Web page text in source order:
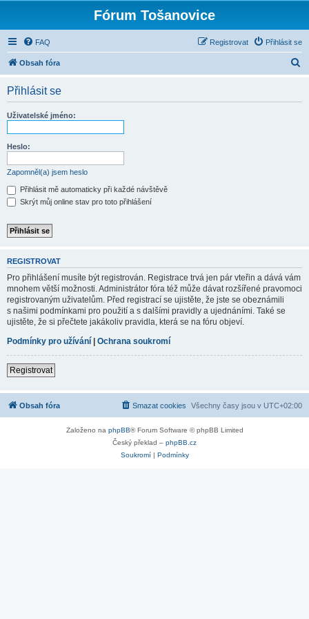
Fórum Tošanovice
FAQ Přihlásit se
Registrovat
Obsah fóra
Přihlásit se
Uživatelské jméno:
Heslo:
Zapomněl(a) jsem heslo
Přihlásit mě automaticky při každé návštěvě
Skrýt můj online stav pro toto přihlášení
REGISTROVAT
Pro přihlášení musíte být registrován. Registrace trvá jen pár vteřin a dává vám
mnohem větší možnosti. Administrátor fóra též může dávat rozšířené pravomoci
registrovaným uživatelům. Před registrací se ujistěte, že jste se obeznámili
s našimi podmínkami pro použití a s dalšími pravidly a ujednáními. Také se
ujistěte, že si přečtete jakákoliv pravidla, která se na fóru objeví.
Podmínky pro užívání | Ochrana soukromí
Registrovat
Obsah fóra Všechny časy jsou v UTC+02:00
Smazat cookies
Založeno na phpBB® Forum Software © phpBB Limited
Český překlad – phpBB.cz
Soukromí| Podmínky